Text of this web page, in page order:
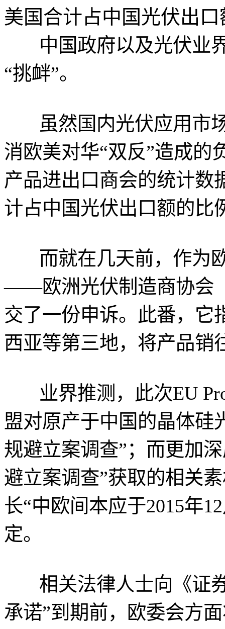
美国合计占中国光伏出
中国政府以及光伏业界
“挑衅”。
虽然国内光伏应用市
消欧美对华“双反”造成的
产品进出口商会的统计数
计占中国光伏出口额的比
而就在几天前，作为
——欧洲光伏制造商协会
交了一份申诉。此番，它
西亚等第三地，将产品销
业界推测，此次EU
盟对原产于中国的晶体硅
规避立案调查”；而更加
避立案调查”获取的相关
长“中欧间本应于2015年
定。
相关法律人士向《证
承诺”到期前，欧委会方